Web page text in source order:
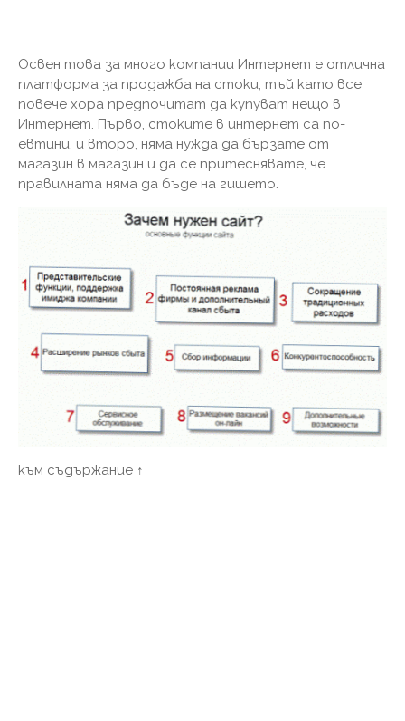
Освен това за много компании Интернет е отлична
платформа за продажба на стоки, тъй като все
повече хора предпочитат да купуват нещо в
Интернет. Първо, стоките в интернет са по-
евтини, и второ, няма нужда да бързате от
магазин в магазин и да се притеснявате, че
правилната няма да бъде на гишето.
към съдържание ↑